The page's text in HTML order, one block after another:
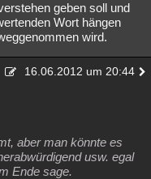
Literatur
Gaming
Allmystery English
geben soll und
Wort hängen
wird.
16.06.2012 um 20:44
aber man könnte es
usw. egal
Ende sage.